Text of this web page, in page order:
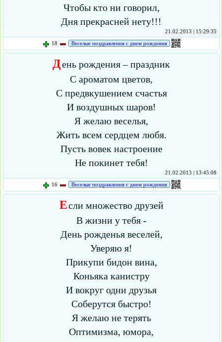
Чтобы кто ни говорил,
Дня прекрасней нету!!!
21.02.2013 | 15:29:35
18
Веселые поздравления с днем рождения
День рождения – праздник
С ароматом цветов,
С предвкушением счастья
И воздушных шаров!
Я желаю веселья,
Жить всем сердцем любя.
Пусть вовек настроение
Не покинет тебя!
21.02.2013 | 13:45:08
16
Веселые поздравления с днем рождения
Если множество друзей
В жизни у тебя -
День рожденья веселей,
Уверяю я!
Прикупи бидон вина,
Коньяка канистру
И вокруг одни друзья
Соберутся быстро!
Я желаю не терять
Оптимизма, юмора,